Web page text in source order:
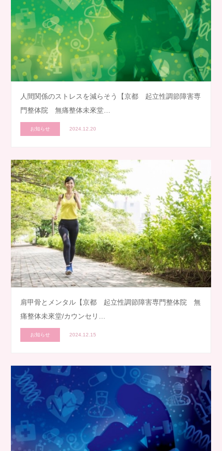
人間関係のストレスを減らそう【京都 起立性調節障害専
門整体院 無痛整体未來堂…
お知らせ 2024.12.20
肩甲骨とメンタル【京都 起立性調節障害専門整体院 無
痛整体未來堂/カウンセリ…
お知らせ 2024.12.15